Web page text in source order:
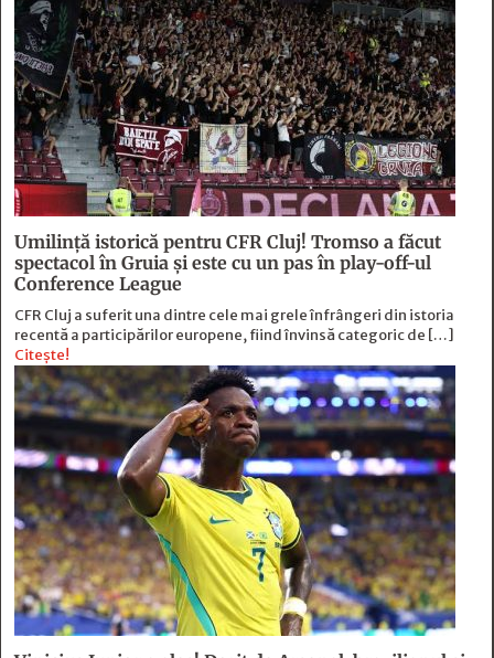
Umilință istorică pentru CFR Cluj! Tromso a făcut
spectacol în Gruia și este cu un pas în play-off-ul
Conference League
CFR Cluj a suferit una dintre cele mai grele înfrângeri din istoria
recentă a participărilor europene, fiind învinsă categoric de […]
Citește!